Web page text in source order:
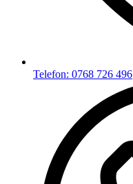
Telefon: 0768 726 496